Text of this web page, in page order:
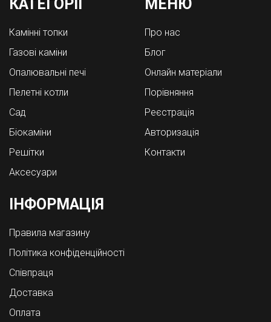
КАТЕГОРІЇ
Камінні топки
Газові каміни
Опалювальні печі
Пелетні котли
Cад
Біокаміни
Решітки
Аксесуари
МЕНЮ
Про нас
Блог
Онлайн матеріали
Порівняння
Реєстрація
Авторизація
Контакти
ІНФОРМАЦІЯ
Правила магазину
Політика конфіденційності
Співпраця
Доставка
Оплата